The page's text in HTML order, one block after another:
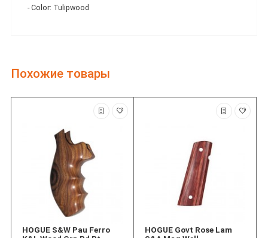
- Color: Tulipwood
Похожие товары
HOGUE S&W Pau Ferro
HOGUE Govt Rose Lam